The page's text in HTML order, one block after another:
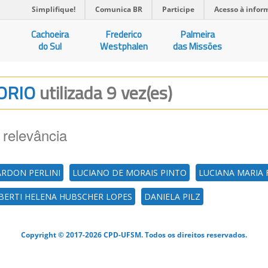
Simplifique! Comunica BR Participe Acesso à
Cachoeira
do Sul
Frederico
Westphalen
Palmeira
das Missões
utilizada 9 vez(es)
PERLINI LUCIANO DE MORAIS PINTO LUCIANA MARIA
HELENA HUBSCHER LOPES DANIELA PILZ
Copyright © 2017-2026 CPD-UFSM. Todos os direitos reservados.